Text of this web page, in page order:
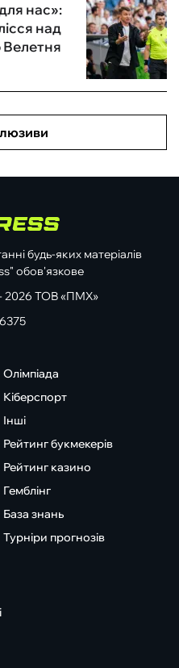
нас»:
над
будь-яких матеріалів
обов'язкове
- 2026 ТОВ «ПМХ»
Олімпіада
Кіберспорт
Інші
Рейтинг букмекерів
Рейтинг казино
Гемблінг
База знань
Турніри прогнозів